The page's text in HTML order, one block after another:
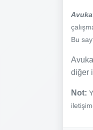
Bu
diğer
Not: